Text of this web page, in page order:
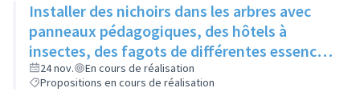
Installer des nichoirs dans les arbres avec
panneaux pédagogiques, des hôtels à
insectes, des fagots de différentes essences
pour stimuler la biodiversité sur la place du
Château à la Roue
24 nov.
En cours de réalisation
Propositions en cours de réalisation